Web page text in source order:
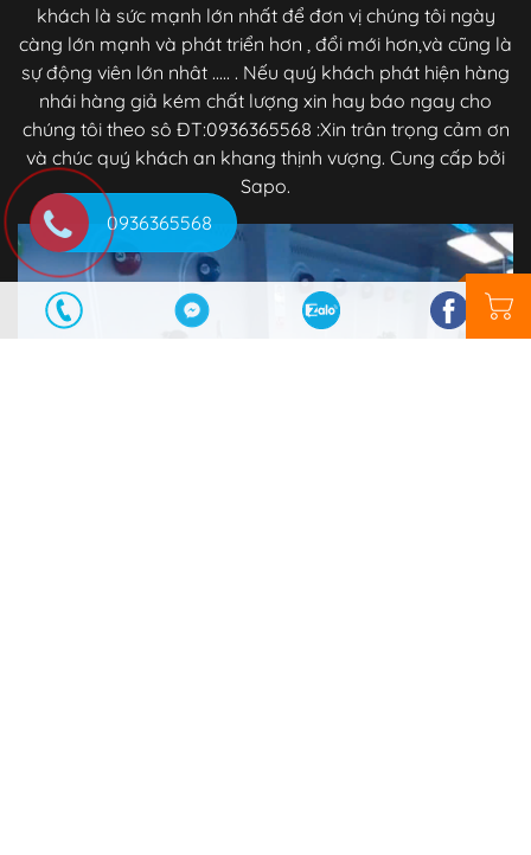
khách là sức mạnh lớn nhất để đơn vị chúng tôi ngày
càng lớn mạnh và phát triển hơn , đổi mới hơn,và cũng là
sự động viên lớn nhât ..... . Nếu quý khách phát hiện hàng
nhái hàng giả kém chất lượng xin hay báo ngay cho
chúng tôi theo sô ĐT:0936365568 :Xin trân trọng cảm ơn
và chúc quý khách an khang thịnh vượng. Cung cấp bởi
Sapo.
0936365568